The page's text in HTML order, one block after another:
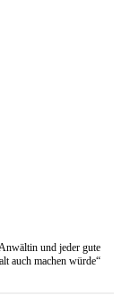
und jeder gute
auch machen würde“